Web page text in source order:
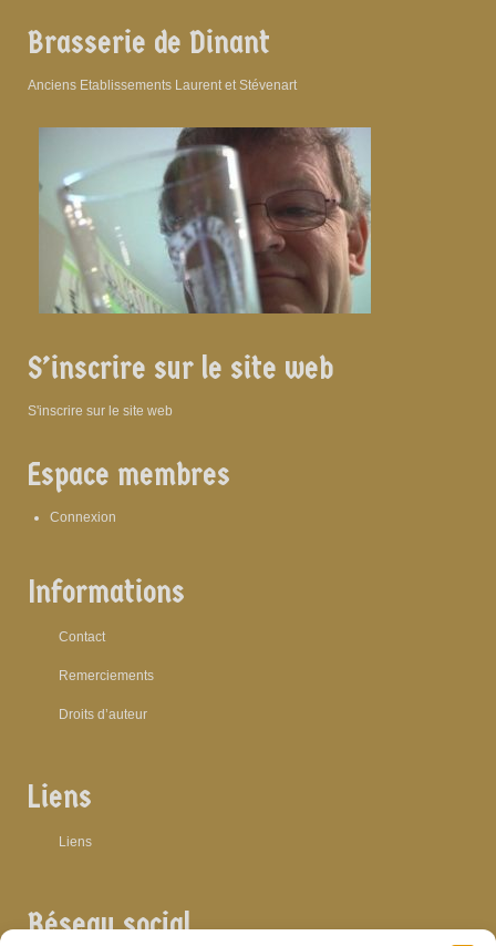
Brasserie de Dinant
Anciens Etablissements Laurent et Stévenart
S’inscrire sur le site web
S'inscrire sur le site web
Espace membres
Connexion
Informations
Contact
Remerciements
Droits d’auteur
Liens
Liens
Réseau social